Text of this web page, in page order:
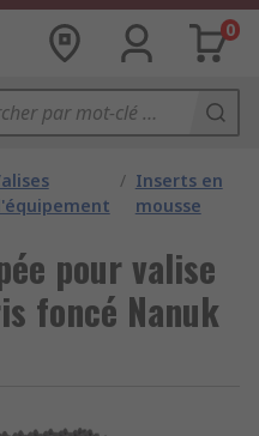
0
/ Inserts en
mousse
pour valise
foncé Nanuk